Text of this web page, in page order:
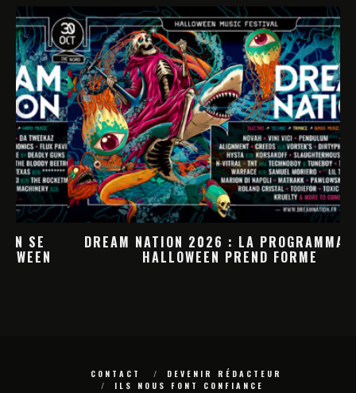
DREAM NATION 2026 : LA PROGRAMMATION
HALLOWEEN PREND FORME
CONTACT
DEVENIR RÉDACTEUR
ILS NOUS FONT CONFIANCE